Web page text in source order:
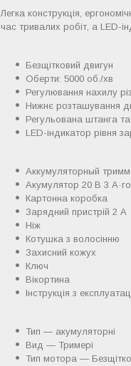
Легка конструкція,
час тривалих робіт, а LED-
Безщітковий двигун
Оберти: 5000 об./хв
Регулювання нахилу
Нижнє розташування
Регульована штанга
LED-індикатор рівня
Аккумуляторный
Акумулятор 20 В 3
Картонна коробка
Зарядний пристрій 2 А
Ніж
Котушка з волосінню
Захисний кожух
Ключ
Вікортина
Інструкція з
Тип — акумуляторні
Вид — Тримері
Тип мотора —